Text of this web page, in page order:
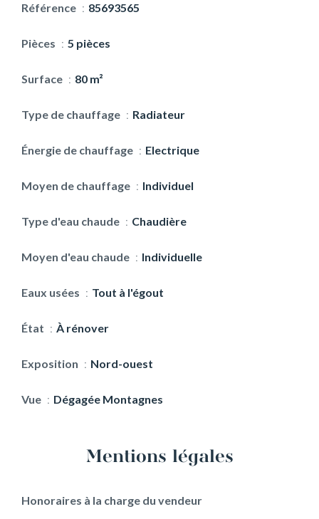
Référence 85693565
Pièces 5 pièces
Surface 80 m²
Type de chauffage Radiateur
Énergie de chauffage Electrique
Moyen de chauffage Individuel
Type d'eau chaude Chaudière
Moyen d'eau chaude Individuelle
Eaux usées Tout à l'égout
État À rénover
Exposition Nord-ouest
Vue Dégagée Montagnes
Mentions légales
Honoraires à la charge du vendeur